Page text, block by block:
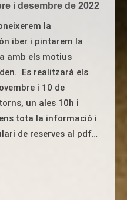
i desembre de 2022
la
iber i pintarem la
amb els motius
Es realitzarà els
i 10 de
un ales 10h i
tota la informació i
de reserves al pdf…